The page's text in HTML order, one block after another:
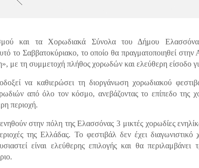
και τα Χορωδιακά Σύνολα του Δήμου
το Σαββατοκύριακο, το οποίο θα πραγματοποιηθεί
με τη συμμετοχή πλήθος χορωδών και ελεύθερη είσοδο
να καθιερώσει τη διοργάνωση χορωδιακού
από όλο τον κόσμο, ανεβάζοντας το επίπεδο της
περιοχή.
στην πόλη της Ελασσόνας 3 μικτές χορωδίες
της Ελλάδας. Το φεστιβάλ δεν έχει διαγωνιστικό
είναι ελεύθερης επιλογής και θα περιλαμβάνει